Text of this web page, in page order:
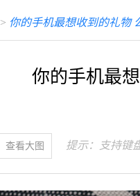
> 你的手机最想收到的礼物
你的手机最
查看大图 提示：支持键